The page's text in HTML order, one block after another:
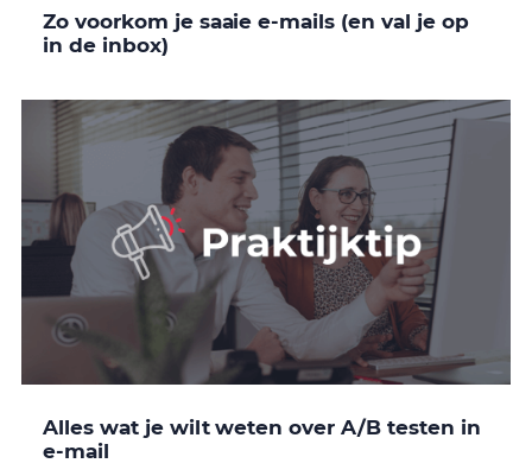
Zo voorkom je saaie e-mails (en val je op
in de inbox)
Alles wat je wilt weten over A/B testen in
e-mail